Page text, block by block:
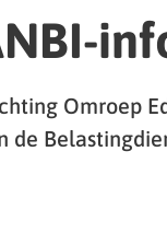
Omroep
de